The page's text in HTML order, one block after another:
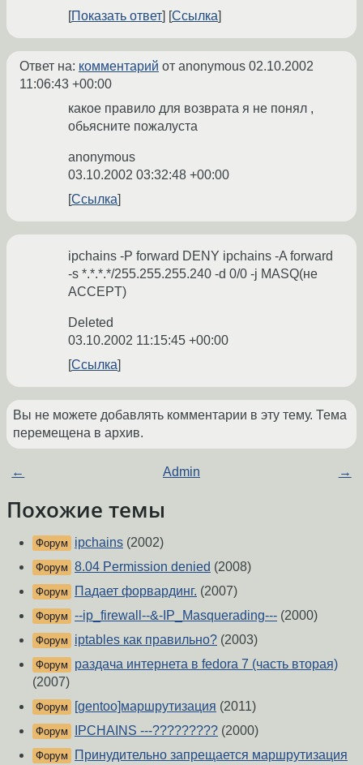
Показать ответ
Ссылка
Ответ на: комментарий от anonymous 02.10.2002
11:06:43 +00:00
какое правило для возврата я не понял ,
обьясните пожалуста
anonymous
03.10.2002 03:32:48 +00:00
Ссылка
ipchains -P forward DENY ipchains -A forward
-s *.*.*.*/255.255.255.240 -d 0/0 -j MASQ(не
ACCEPT)
Deleted
03.10.2002 11:15:45 +00:00
Ссылка
Вы не можете добавлять комментарии в эту тему. Тема
перемещена в архив.
← Admin →
Похожие темы
Форум ipchains (2002)
Форум 8.04 Permission denied (2008)
Форум Падает форвардинг. (2007)
Форум --ip_firewall--&-IP_Masquerading--- (2000)
Форум iptables как правильно? (2003)
Форум
раздача интернета в fedora 7 (часть вторая)
(2007)
Форум [gentoo]маршрутизация (2011)
Форум IPCHAINS ---????????? (2000)
Форум Принудительно запрещается маршрутизация